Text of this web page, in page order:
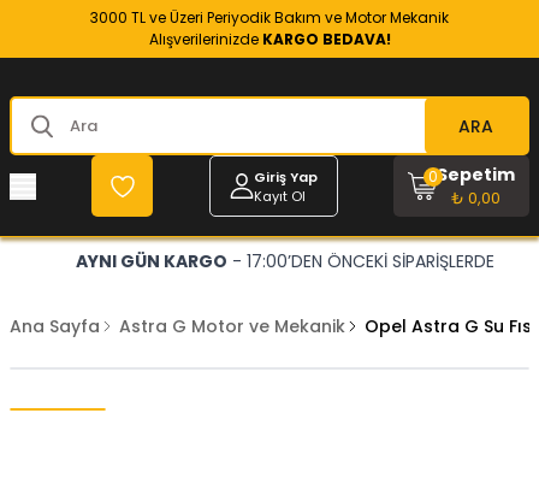
3000 TL ve Üzeri Periyodik Bakım ve Motor Mekanik
Alışverilerinizde KARGO BEDAVA!
ARA
Giriş Yap
Kayıt Ol
Sepetim
₺ 0,00
0
AYNI GÜN KARGO - 17:00’DEN ÖNCEKİ SİPARİŞLERDE
Ana Sayfa Astra G Motor ve Mekanik Opel Astra G Su